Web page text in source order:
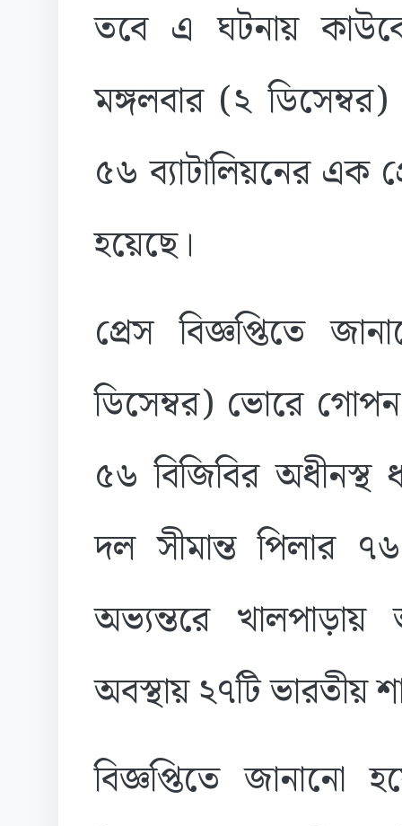
তবে এ ঘটনায়
মঙ্গলবার (২ ডিসেম্বর)
৫৬ ব্যাটালিয়নের এক
হয়েছে।
প্রেস বিজ্ঞপ্তিতে
ডিসেম্বর) ভোরে গোপন
৫৬ বিজিবির অধীনস্থ
দল সীমান্ত পিলার
অভ্যন্তরে খালপাড়ায়
অবস্থায় ২৭টি ভারতীয়
বিজ্ঞপ্তিতে জানানো